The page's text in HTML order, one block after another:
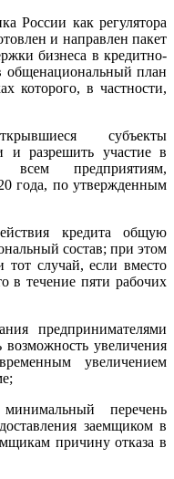
России как регулятора
и направлен пакет
бизнеса в кредитно-
общенациональный план
которого, в частности,
субъекты
и разрешить участие в
предприятиям,
года, по утвержденным
кредита общую
состав; при этом
тот случай, если вместо
в течение пяти рабочих
предпринимателями
увеличения
увеличением
перечень
заемщиком в
причину отказа в